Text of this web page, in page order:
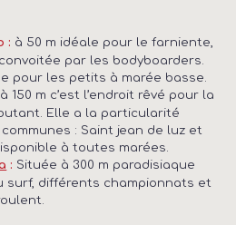
: à 50 m idéale pour le farniente,
par les bodyboarders.
pour les petits à marée basse.
à 150 m c’est l’endroit rêvé pour la
Elle a la particularité
: Saint jean de luz et
à toutes marées.
: Située à 300 m paradisiaque
surf, différents championnats et